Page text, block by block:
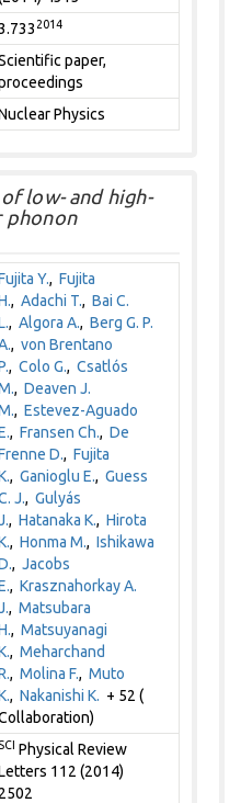
2014
paper,
Physics
low- and high-
phonon
Y.,Fujita
,Adachi T.,Bai C.
,Algora A.,Berg G. P.
,von Brentano
,Colo G.,Csatlós
,Deaven J.
,Estevez-Aguado
,Fransen Ch.,De
D.,Fujita
,Ganioglu E.,Guess
J.,Gulyás
,Hatanaka K.,Hirota
,Honma M.,Ishikawa
,Jacobs
,Krasznahorkay A.
,Matsubara
,Matsuyanagi
,Meharchand
,Molina F.,Muto
,Nakanishi K. + 52 (
SCI Physical Review
112 (2014)
2502